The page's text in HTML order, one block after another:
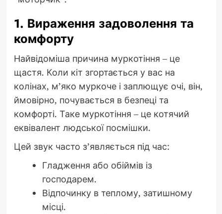
1. Вираження задоволення та
комфорту
Найвідоміша причина муркотіння – це
щастя. Коли кіт згортається у вас на
колінах, м’яко муркоче і заплющує очі, він,
ймовірно, почувається в безпеці та
комфорті. Таке муркотіння – це котячий
еквівалент людської посмішки.
Цей звук часто з’являється під час:
Гладження або обіймів із
господарем.
Відпочинку в теплому, затишному
місці.